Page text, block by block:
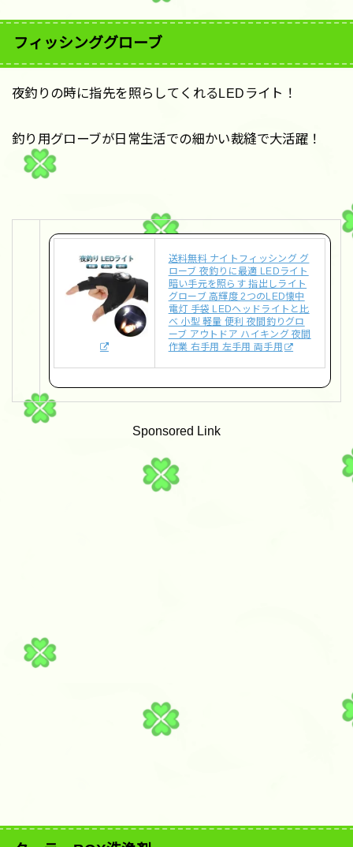
フィッシンググローブ
夜釣りの時に指先を照らしてくれるLEDライト！
釣り用グローブが日常生活での細かい裁縫で大活躍！
送料無料 ナイトフィッシング グ
ローブ 夜釣りに最適 LEDライト
暗い手元を照らす 指出しライト
グローブ 高輝度 2つのLED懐中
電灯 手袋 LEDヘッドライトと比
べ 小型 軽量 便利 夜間釣りグロ
ーブ アウトドア ハイキング 夜間
作業 右手用 左手用 両手用
Sponsored Link